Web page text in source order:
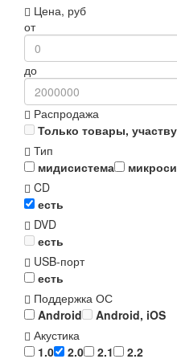
Цена, руб
от
до
Распродажа
Только товары,
Тип
мидисистема
CD
есть
DVD
есть
USB-порт
есть
Поддержка ОС
Android
Android, iOS
Акустика
1.0
2.0 2.1
2.2